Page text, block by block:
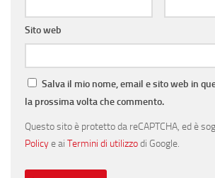
Sito web
Salva il mio nome, email e sito web in
la prossima volta che commento.
Questo sito è protetto da reCAPTCHA, ed è
Policye ai Termini di utilizzodi Google.